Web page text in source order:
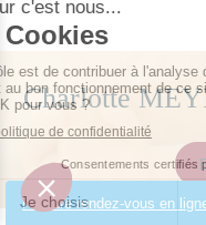
Charlotte
Prendre rendez-vous en